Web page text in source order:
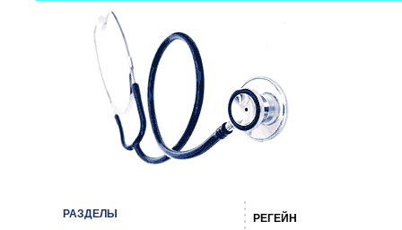
РАЗДЕЛЫ РЕГЕЙН